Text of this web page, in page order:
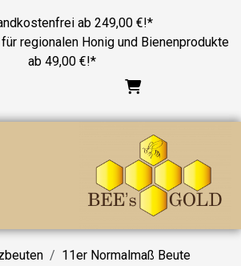
ab 249,00 €!*
regionalen Honig und Bienenprodukte
ab 49,00 €!*
11er Normalmaß Beute